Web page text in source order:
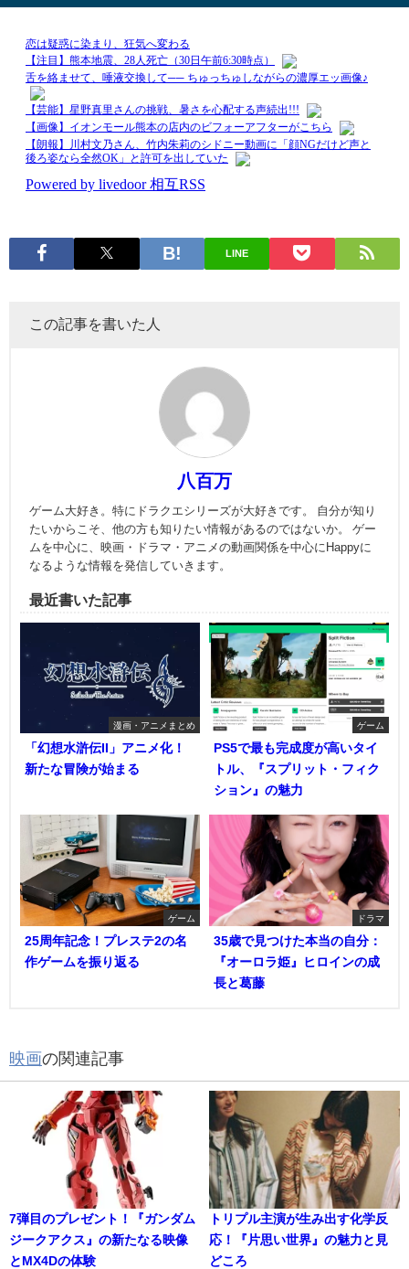
LINE
この記事を書いた人
八百万
ゲーム大好き。特にドラクエシリーズが大好きです。 自分が知り
たいからこそ、他の方も知りたい情報があるのではないか。 ゲー
ムを中心に、映画・ドラマ・アニメの動画関係を中心にHappyに
なるような情報を発信していきます。
最近書いた記事
漫画・アニメまとめ
「幻想水滸伝II」アニメ化！
新たな冒険が始まる
ゲーム
PS5で最も完成度が高いタイ
トル、『スプリット・フィク
ション』の魅力
ゲーム
25周年記念！プレステ2の名
作ゲームを振り返る
ドラマ
35歳で見つけた本当の自分：
『オーロラ姫』ヒロインの成
長と葛藤
映画の関連記事
7弾目のプレゼント！『ガンダム
ジークアクス』の新たなる映像
とMX4Dの体験
トリプル主演が生み出す化学反
応！『片思い世界』の魅力と見
どころ